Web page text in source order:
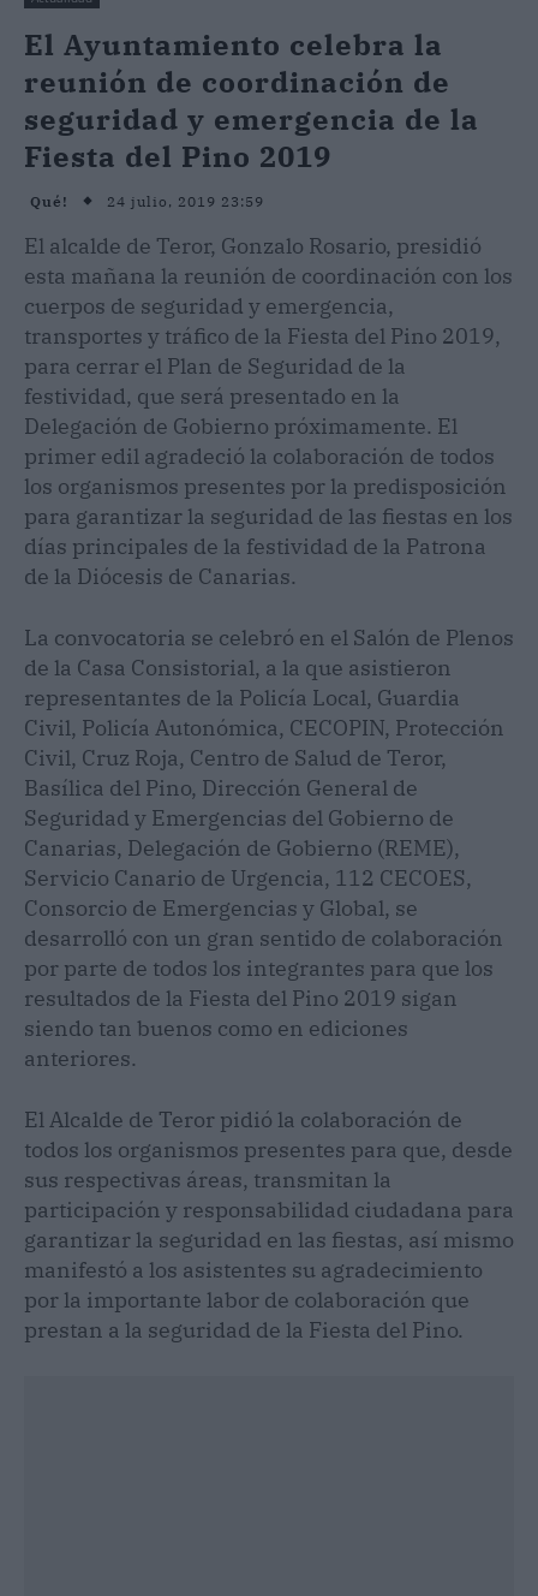
El Ayuntamiento celebra la
reunión de coordinación de
seguridad y emergencia de la
Fiesta del Pino 2019
Qué! 24 julio, 2019 23:59
El alcalde de Teror, Gonzalo Rosario, presidió
esta mañana la reunión de coordinación con los
cuerpos de seguridad y emergencia,
transportes y tráfico de la Fiesta del Pino 2019,
para cerrar el Plan de Seguridad de la
festividad, que será presentado en la
Delegación de Gobierno próximamente. El
primer edil agradeció la colaboración de todos
los organismos presentes por la predisposición
para garantizar la seguridad de las fiestas en los
días principales de la festividad de la Patrona
de la Diócesis de Canarias.
La convocatoria se celebró en el Salón de Plenos
de la Casa Consistorial, a la que asistieron
representantes de la Policía Local, Guardia
Civil, Policía Autonómica, CECOPIN, Protección
Civil, Cruz Roja, Centro de Salud de Teror,
Basílica del Pino, Dirección General de
Seguridad y Emergencias del Gobierno de
Canarias, Delegación de Gobierno (REME),
Servicio Canario de Urgencia, 112 CECOES,
Consorcio de Emergencias y Global, se
desarrolló con un gran sentido de colaboración
por parte de todos los integrantes para que los
resultados de la Fiesta del Pino 2019 sigan
siendo tan buenos como en ediciones
anteriores.
El Alcalde de Teror pidió la colaboración de
todos los organismos presentes para que, desde
sus respectivas áreas, transmitan la
participación y responsabilidad ciudadana para
garantizar la seguridad en las fiestas, así mismo
manifestó a los asistentes su agradecimiento
por la importante labor de colaboración que
prestan a la seguridad de la Fiesta del Pino.